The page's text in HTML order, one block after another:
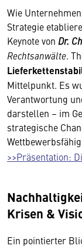
Wie
Strategie
Keynote von Dr.
Rechtsanwälte.
Mittelpunkt. Es
Verantwortung
darstellen – im
strategische
>>Präsentation:
Krisen &
Ein pointierter